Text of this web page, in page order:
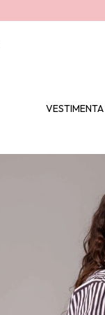
VESTIMENTA